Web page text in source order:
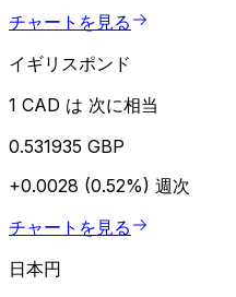
チャートを見る
イギリスポンド
1 CAD は 次に相当
0.531935 GBP
+0.0028 (0.52%) 週次
チャートを見る
日本円